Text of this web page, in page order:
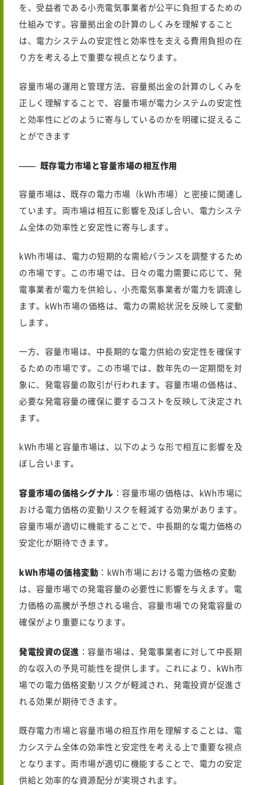
を、受益者である小売電気事業者が公平に負担するための
仕組みです。容量拠出金の計算のしくみを理解すること
は、電力システムの安定性と効率性を支える費用負担の在
り方を考える上で重要な視点となります。
容量市場の運用と管理方法、容量拠出金の計算のしくみを
正しく理解することで、容量市場が電力システムの安定性
と効率性にどのように寄与しているのかを明確に捉えるこ
とができます
既存電力市場と容量市場の相互作用
容量市場は、既存の電力市場（kWh市場）と密接に関連し
ています。両市場は相互に影響を及ぼし合い、電力システ
ム全体の効率性と安定性に寄与します。
kWh市場は、電力の短期的な需給バランスを調整するため
の市場です。この市場では、日々の電力需要に応じて、発
電事業者が電力を供給し、小売電気事業者が電力を調達し
ます。kWh市場の価格は、電力の需給状況を反映して変動
します。
一方、容量市場は、中長期的な電力供給の安定性を確保す
るための市場です。この市場では、数年先の一定期間を対
象に、発電容量の取引が行われます。容量市場の価格は、
必要な発電容量の確保に要するコストを反映して決定され
ます。
kWh市場と容量市場は、以下のような形で相互に影響を及
ぼし合います。
容量市場の価格シグナル ：容量市場の価格は、kWh市場に
おける電力価格の変動リスクを軽減する効果があります。
容量市場が適切に機能することで、中長期的な電力価格の
安定化が期待できます。
kWh市場の価格変動 ：kWh市場における電力価格の変動
は、容量市場での発電容量の必要性に影響を与えます。電
力価格の高騰が予想される場合、容量市場での発電容量の
確保がより重要になります。
発電投資の促進 ：容量市場は、発電事業者に対して中長期
的な収入の予見可能性を提供します。これにより、kWh市
場での電力価格変動リスクが軽減され、発電投資が促進さ
れる効果が期待できます。
既存電力市場と容量市場の相互作用を理解することは、電
力システム全体の効率性と安定性を考える上で重要な視点
となります。両市場が適切に機能することで、電力の安定
供給と効率的な資源配分が実現されます。